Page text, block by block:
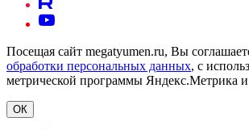
Посещая сайт megatyumen.ru, Вы
обработки персональных данных, с
метрической программы Яндекс.Метрика и
ОК